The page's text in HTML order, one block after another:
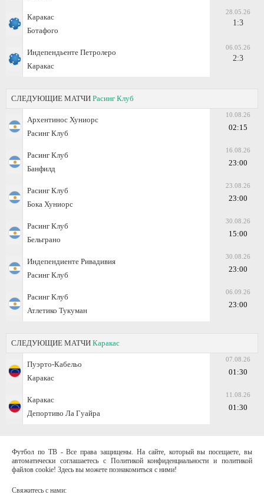
Каракас
Ботафого
28.05.26
1:3
Индепендьенте Петролеро
Каракас
06.05.26
2:3
СЛЕДУЮЩИЕ МАТЧИ Расинг Клуб
Архентинос Хуниорс
Расинг Клуб
10.08.26
02:15
Расинг Клуб
Банфилд
16.08.26
23:00
Расинг Клуб
Бока Хуниорс
23.08.26
23:00
Расинг Клуб
Бельграно
30.08.26
15:00
Индепендиенте Ривадивия
Расинг Клуб
30.08.26
23:00
Расинг Клуб
Атлетико Тукуман
06.09.26
23:00
СЛЕДУЮЩИЕ МАТЧИ Каракас
Пуэрто-Кабельо
Каракас
07.08.26
01:30
Каракас
Депортиво Ла Гуайра
11.08.26
01:30
Футбол по ТВ - Все права защищены. На сайте, который вы посещаете, вы
автоматически соглашаетесь с Политикой конфиденциальности и политикой
файлов cookie! Здесь вы можете познакомиться с ними!
Свяжитесь с нами: